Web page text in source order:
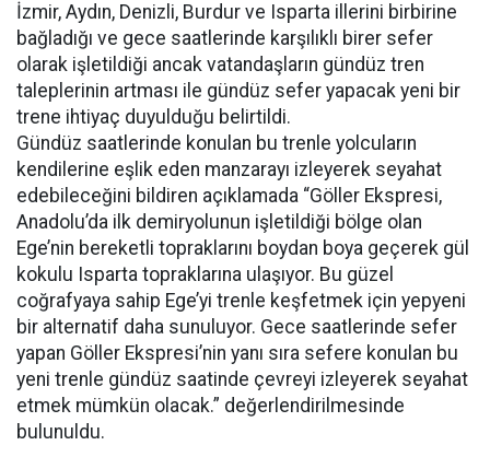
İzmir, Aydın, Denizli, Burdur ve Isparta illerini birbirine
bağladığı ve gece saatlerinde karşılıklı birer sefer
olarak işletildiği ancak vatandaşların gündüz tren
taleplerinin artması ile gündüz sefer yapacak yeni bir
trene ihtiyaç duyulduğu belirtildi.
Gündüz saatlerinde konulan bu trenle yolcuların
kendilerine eşlik eden manzarayı izleyerek seyahat
edebileceğini bildiren açıklamada “Göller Ekspresi,
Anadolu’da ilk demiryolunun işletildiği bölge olan
Ege’nin bereketli topraklarını boydan boya geçerek gül
kokulu Isparta topraklarına ulaşıyor. Bu güzel
coğrafyaya sahip Ege’yi trenle keşfetmek için yepyeni
bir alternatif daha sunuluyor. Gece saatlerinde sefer
yapan Göller Ekspresi’nin yanı sıra sefere konulan bu
yeni trenle gündüz saatinde çevreyi izleyerek seyahat
etmek mümkün olacak.” değerlendirilmesinde
bulunuldu.